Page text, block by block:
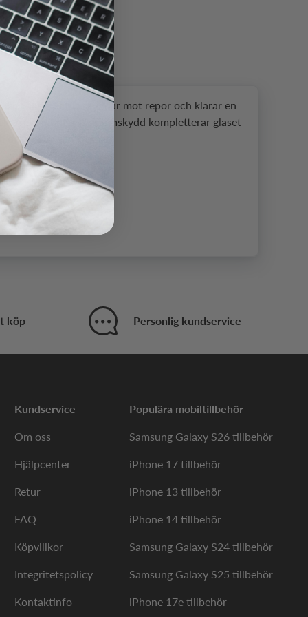
Glass Victus skyddar mot repor och klarar en
monterat skärmskydd kompletterar glaset
mått och format.
to-edge-varianter täcker hela skärmytan och
eliminerar luftgap som annars kan störa
material påverkar hur väl sensorn läser av
du fodral till Xiaomi 12 Pro bör du välja ett
minskat reflexbrus med matt yta,
Pro ha?
- praktiskt i offentliga miljöer.
påverka skärmens AMOLED-återgivning.
köp Personlig kundservice
Kundservice
Om oss
Hjälpcenter
Retur
FAQ
Köpvillkor
Integritetspolicy
Kontaktinfo
Populära mobiltillbehör
Samsung Galaxy S26 tillbehör
iPhone 17 tillbehör
iPhone 13 tillbehör
iPhone 14 tillbehör
Samsung Galaxy S24 tillbehör
Samsung Galaxy S25 tillbehör
iPhone 17e tillbehör